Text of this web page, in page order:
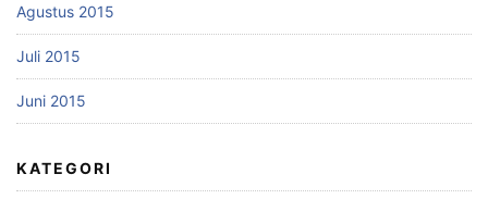
Agustus 2015
Juli 2015
Juni 2015
KATEGORI